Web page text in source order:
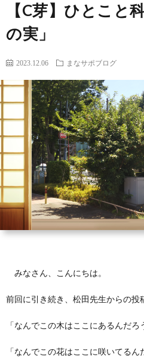
【C芽】ひとこと
の実」
2023.12.06 まなサポブログ
みなさん、こんにちは。
前回に引き続き、松田先生からの投
「なんでこの木はここにあるんだろ
「なんでこの花はここに咲いてるん